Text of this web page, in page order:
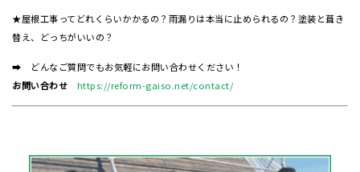
★屋根工事ってどれくらいかかるの？雨漏りは本当に止められるの？塗装と葺き
替え、どっちがいいの？
➡ どんなご質問でもお気軽にお問い合わせください！
お問い合わせ
https://reform-gaiso.net/contact/